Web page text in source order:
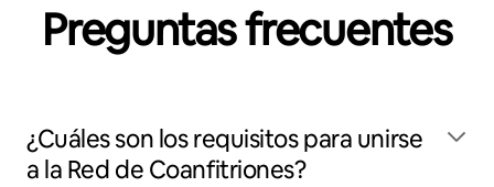
Preguntas frecuentes
¿Cuáles son los requisitos para unirse
a la Red de Coanfitriones?